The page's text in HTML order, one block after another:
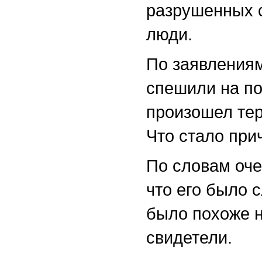
разрушенных
люди.
По
спешили на
произошел
Что стало
По словам
что его было
было похоже
свидетели.